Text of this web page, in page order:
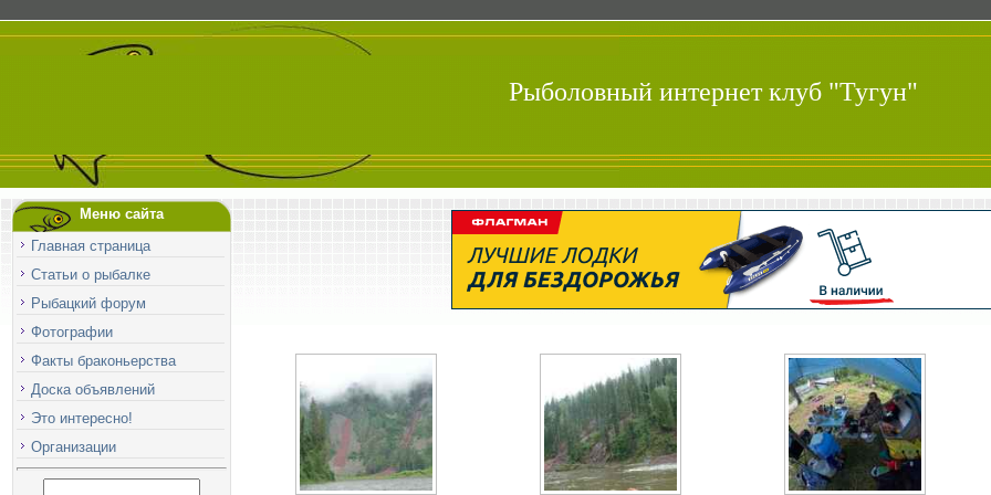
Рыболовный интернет клуб "Тугун"
Меню сайта
Главная страница
Статьи о рыбалке
Рыбацкий форум
Фотографии
Факты браконьерства
Доска объявлений
Это интересно!
Организации